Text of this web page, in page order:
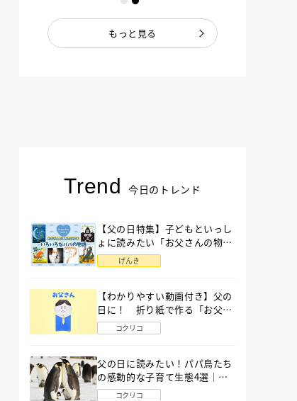
もっと見る
Trend 今日のトレンド
【父の日特集】子どもといっし
ょに読みたい「お父さんの物
語」６選
げんき
【わかりやすい動画付き】父の
日に！ 折り紙で作る「お父さ
ん」の簡単な折り方
コクリコ
父の日に読みたい！パパ鳥たち
の感動的な子育て生態4選｜図
鑑MOVE
コクリコ